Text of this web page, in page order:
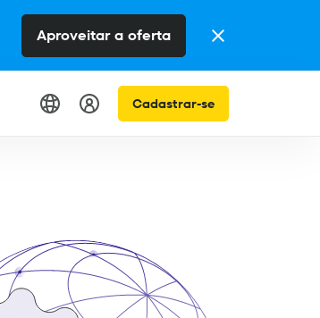
Aproveitar a oferta
Cadastrar-se